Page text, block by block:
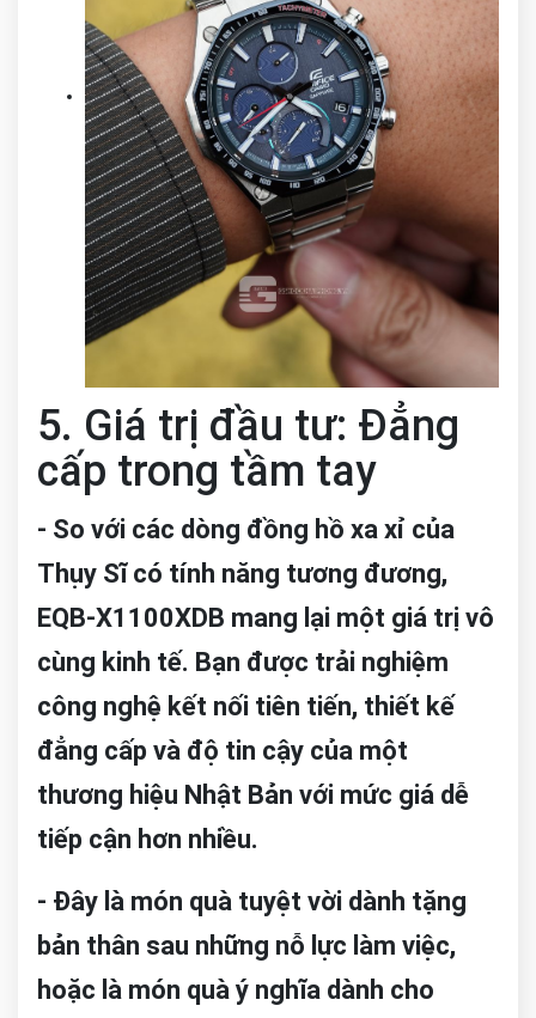
5. Giá trị đầu tư: Đẳng
cấp trong tầm tay
- So với các dòng đồng hồ xa xỉ của
Thụy Sĩ có tính năng tương đương,
EQB-X1100XDB mang lại một giá trị vô
cùng kinh tế. Bạn được trải nghiệm
công nghệ kết nối tiên tiến, thiết kế
đẳng cấp và độ tin cậy của một
thương hiệu Nhật Bản với mức giá dễ
tiếp cận hơn nhiều.
- Đây là món quà tuyệt vời dành tặng
bản thân sau những nỗ lực làm việc,
hoặc là món quà ý nghĩa dành cho